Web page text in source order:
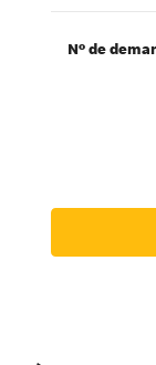
Nº de